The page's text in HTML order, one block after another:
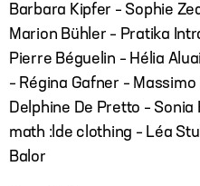
Barbara Kipfer – Sophie
Marion Bühler – Pratika
Pierre Béguelin – Hélia
– Régina Gafner –
Delphine De Pretto – Sonia
math :lde clothing – Léa
Balor